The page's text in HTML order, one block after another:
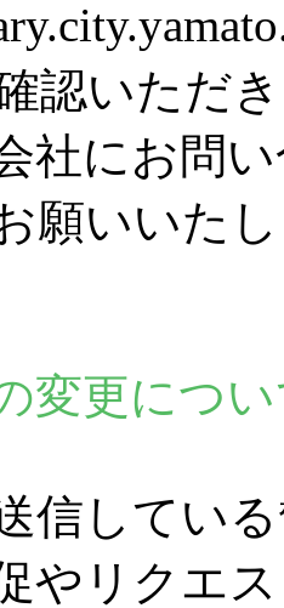
認いただ
社にお問
願いいた
変更につ
信してい
やリクエ